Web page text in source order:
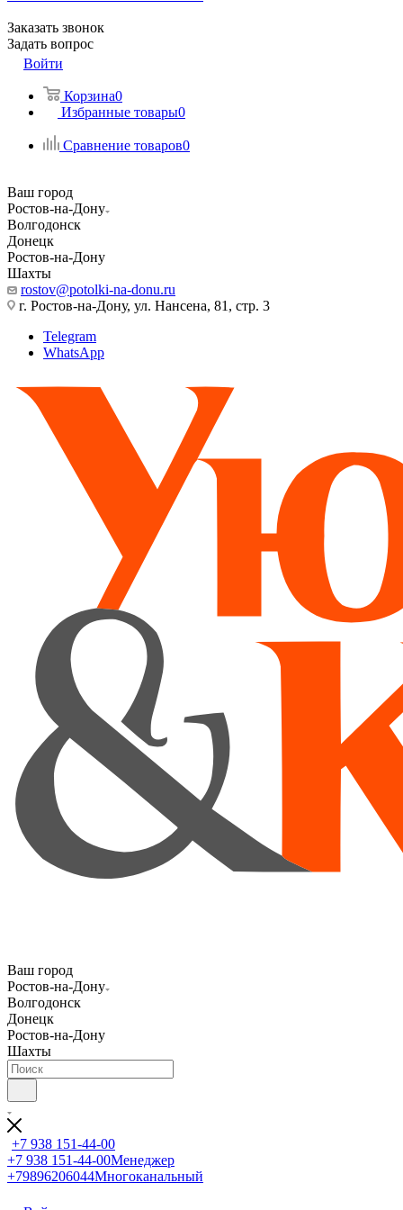
Заказать звонок
Задать вопрос
Войти
Корзина0
Избранные товары0
Сравнение товаров0
Ваш город
Ростов-на-Дону
Волгодонск
Донецк
Ростов-на-Дону
Шахты
rostov@potolki-na-donu.ru
г. Ростов-на-Дону, ул. Нансена, 81, стр. 3
Telegram
WhatsApp
Ваш город
Ростов-на-Дону
Волгодонск
Донецк
Ростов-на-Дону
Шахты
+7 938 151-44-00
+7 938 151-44-00Менеджер
+79896206044Многоканальный